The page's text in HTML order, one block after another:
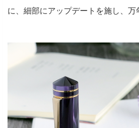
に、細部にアップデートを施し、万